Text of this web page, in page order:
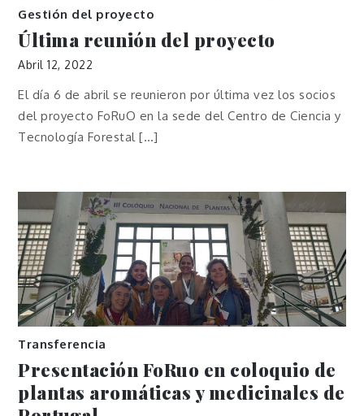
Gestión del proyecto
Última reunión del proyecto
Abril 12, 2022
El día 6 de abril se reunieron por última vez los socios
del proyecto FoRuO en la sede del Centro de Ciencia y
Tecnología Forestal […]
Transferencia
Presentación FoRuo en coloquio de
plantas aromáticas y medicinales de